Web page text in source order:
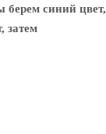
синий цвет,
затем